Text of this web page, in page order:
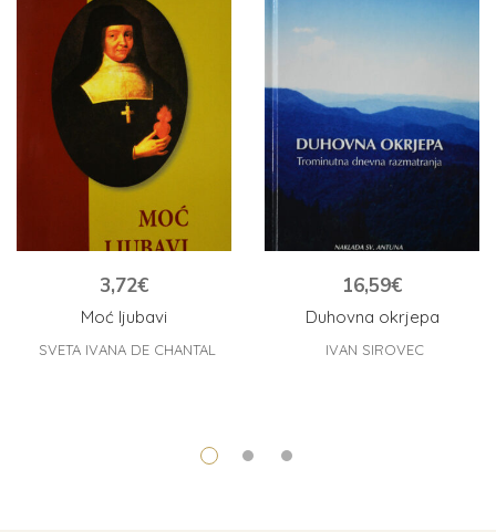
Moć ljubavi
3,72€
SVETA IVANA DE CHANTAL
Duhovna okrjepa
16,59€
IVAN SIROVEC